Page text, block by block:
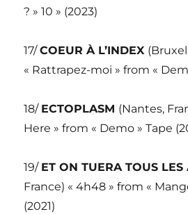
? » 10 » (2023)
17/COEUR À L’INDEX
« Rattrapez-moi » from «
18/ ECTOPLASM (Nantes,
Here » from « Demo » Tape
19/ ET ON TUERA TOUS LES
France) « 4h48 » from «
(2021)